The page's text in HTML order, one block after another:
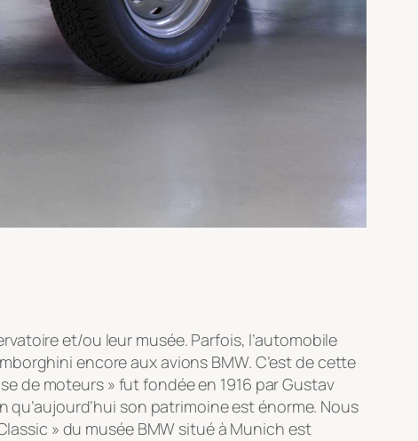
et/ou leur musée. Parfois, l’automobile
encore aux avions BMW. C’est de cette
de moteurs » fut fondée en 1916 par Gustav
son patrimoine est énorme. Nous
» du musée BMW situé à Munich est